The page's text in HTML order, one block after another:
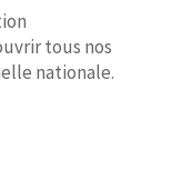
tous nos
nationale.